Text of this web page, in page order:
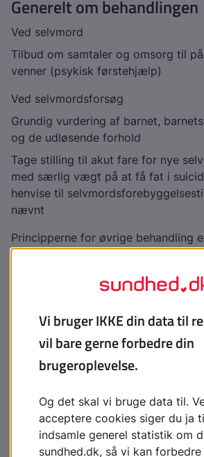
Generelt om behandlingen
Ved selvmord
Tilbud om samtaler og omsorg til
venner (psykisk førstehjælp)
Ved selvmordsforsøg
Grundig vurdering af barnet,
og de udløsende forhold
Tage stilling til akut fare for nye
med særlig vægt på at få fat i
henvise til
nævnt
Principperne for øvrige behandling
Samarbejde med skole og netværk
Håndtering i almen praksis
Somatisk behandling fx suturering af
Stillingtagen til underretning og
forældre